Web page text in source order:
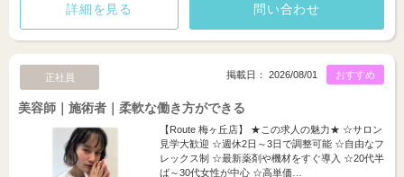
詳細を見る 問い合わせ
正社員 おすすめ
掲載日： 2026/08/01
美容師｜施術者｜柔軟な働き方ができる
【Route 梅ヶ丘店】 ★この求人の魅力★ ☆サロン
見学大歓迎 ☆週休2日～3日で調整可能 ☆自由なフ
レックス制 ☆最新薬剤や機材をすぐ導入 ☆20代半
ば～30代女性が中心 ☆高単価…